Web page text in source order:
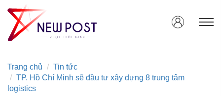
Trang chủ
Tin tức
TP. Hồ Chí Minh sẽ đầu tư xây dựng 8 trung tâm
logistics